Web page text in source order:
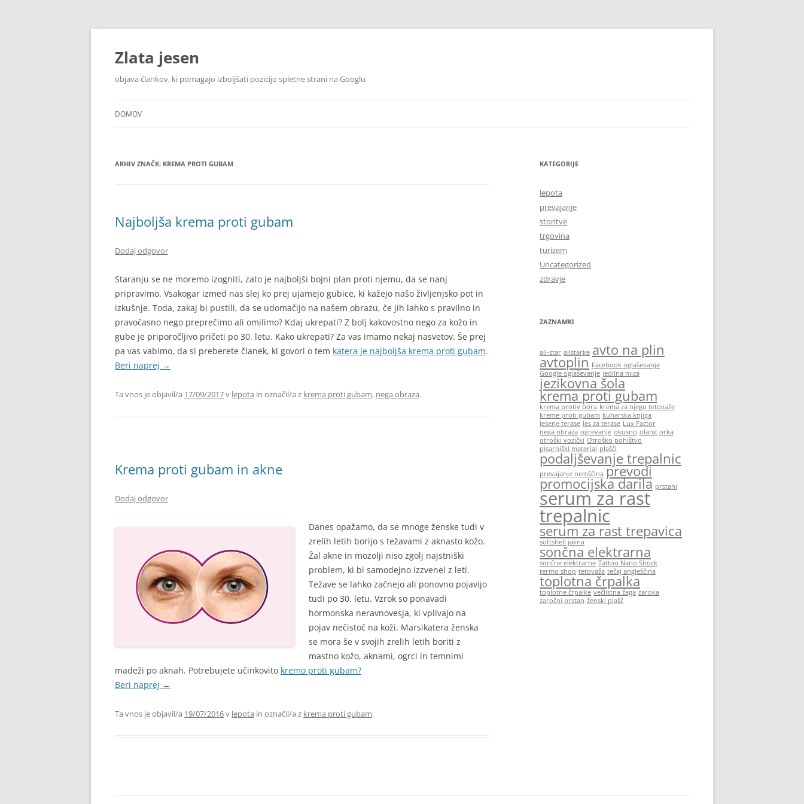
Zlata jesen
objava člankov, ki pomagajo izboljšati pozicijo spletne strani na Googlu
DOMOV
ARHIV ZNAČK: KREMA PROTI GUBAM
Najboljša krema proti gubam
Dodaj odgovor
Staranju se ne moremo izogniti, zato je najboljši bojni plan proti njemu, da se nanj
pripravimo. Vsakogar izmed nas slej ko prej ujamejo gubice, ki kažejo našo življenjsko pot in
izkušnje. Toda, zakaj bi pustili, da se udomačijo na našem obrazu, če jih lahko s pravilno in
pravočasno nego preprečimo ali omilimo? Kdaj ukrepati? Z bolj kakovostno nego za kožo in
gube je priporočljivo pričeti po 30. letu. Kako ukrepati? Za vas imamo nekaj nasvetov. Še prej
pa vas vabimo, da si preberete članek, ki govori o tem katera je najboljša krema proti gubam.
Beri naprej →
Ta vnos je objavil/a 17/09/2017v lepota in označil/a z krema proti gubam, nega obraza.
Krema proti gubam in akne
Dodaj odgovor
Danes opažamo, da se mnoge ženske tudi v
zrelih letih borijo s težavami z aknasto kožo.
Žal akne in mozolji niso zgolj najstniški
problem, ki bi samodejno izzvenel z leti.
Težave se lahko začnejo ali ponovno pojavijo
tudi po 30. letu. Vzrok so ponavadi
hormonska neravnovesja, ki vplivajo na
pojav nečistoč na koži. Marsikatera ženska
se mora še v svojih zrelih letih boriti z
mastno kožo, aknami, ogrci in temnimi
madeži po aknah. Potrebujete učinkovito kremo proti gubam?
Beri naprej →
Ta vnos je objavil/a 19/07/2016v lepota in označil/a z krema proti gubam.
KATEGORIJE
lepota
prevajanje
storitve
trgovina
turizem
Uncategorized
zdravje
ZAZNAMKI
all-star allstarke avto na plin
avtoplin Facebook oglaševanje
Google oglaševanje jedilna miza
jezikovna šola
krema proti gubam
krema protiv bora krema za njegu tetovaže
kreme proti gubam kuharska knjiga
lesene terase les za terase Lux Factor
nega obraza ogrevanje okusno olang orka
otroški vozički Otroško pohištvo
pisarniški material plašči
podaljševanje trepalnic
prevajanje nemščina prevodi
promocijska darila prstani
serum za rast
trepalnic
serum za rast trepavica
softshell jakna
sončna elektrarna
sončne elektrarne Tattoo Nano Shock
termo shop tetovaža tečaj angleščina
toplotna črpalka
toplotne črpalke večlistna žaga zaroka
zaročni prstan ženski plašč